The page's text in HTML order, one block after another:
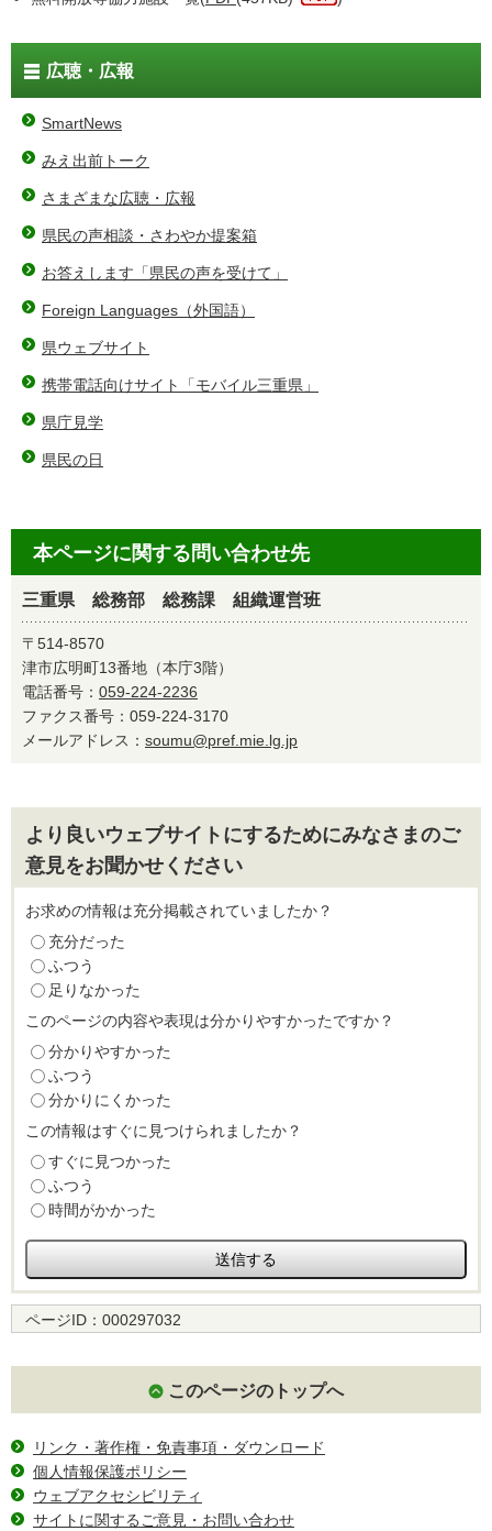
広聴・広報
SmartNews
みえ出前トーク
さまざまな広聴・広報
県民の声相談・さわやか提案箱
お答えします「県民の声を受けて」
Foreign Languages（外国語）
県ウェブサイト
携帯電話向けサイト「モバイル三重県」
県庁見学
県民の日
本ページに関する問い合わせ先
三重県 総務部 総務課 組織運営班
〒514-8570
津市広明町13番地（本庁3階）
電話番号： 059-224-2236
ファクス番号：059-224-3170
メールアドレス： soumu@pref.mie.lg.jp
より良いウェブサイトにするためにみなさまのご
意見をお聞かせください
お求めの情報は充分掲載されていましたか？
充分だった
ふつう
足りなかった
このページの内容や表現は分かりやすかったですか？
分かりやすかった
ふつう
分かりにくかった
この情報はすぐに見つけられましたか？
すぐに見つかった
ふつう
時間がかかった
ページID： 000297032
このページのトップへ
リンク・著作権・免責事項・ダウンロード
個人情報保護ポリシー
ウェブアクセシビリティ
サイトに関するご意見・お問い合わせ